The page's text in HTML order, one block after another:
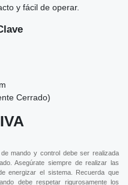
y fácil de operar.
Cerrado)
mando y control debe ser realizada
Asegúrate siempre de realizar las
energizar el sistema. Recuerda que
debe respetar rigurosamente los